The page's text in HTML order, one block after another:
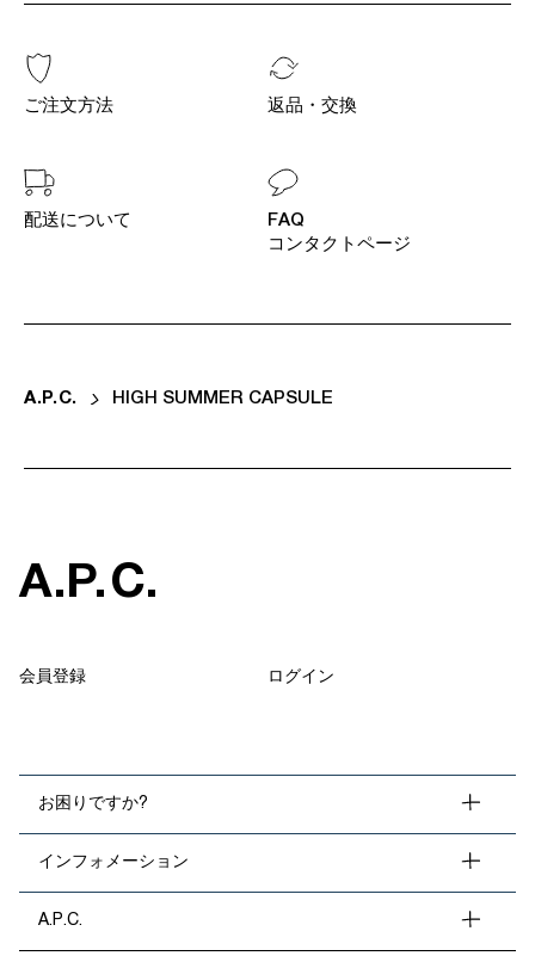
ご注文方法 返品・交換
配送について
FAQ
コンタクトページ
A. P. C. HIGH SUMMER CAPSULE
A.P.C.
会員登録 ログイン
お困りですか?
インフォメーション
A.P.C.